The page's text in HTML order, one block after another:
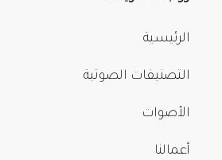
الرئيسية
التصنيفات الصوتية
الأصوات
أعمالنا